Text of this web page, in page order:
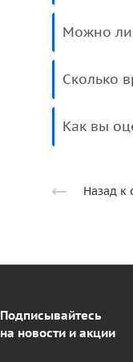
Можно ли
Сколько
Как вы
Назад к
Подписывайтесь
на новости и акции